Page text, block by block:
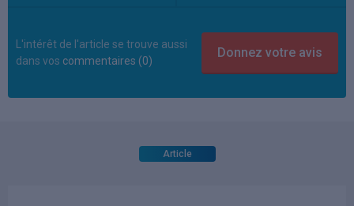
L'intérêt de l'article se trouve aussi
dans vos commentaires (0)
Article